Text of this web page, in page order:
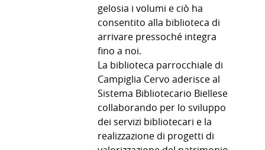
gelosia i volumi e ciò ha
consentito alla biblioteca di
arrivare pressoché integra
fino a noi.
La biblioteca parrocchiale di
Campiglia Cervo aderisce al
Sistema Bibliotecario Biellese
collaborando per lo sviluppo
dei servizi bibliotecari e la
realizzazione di progetti di